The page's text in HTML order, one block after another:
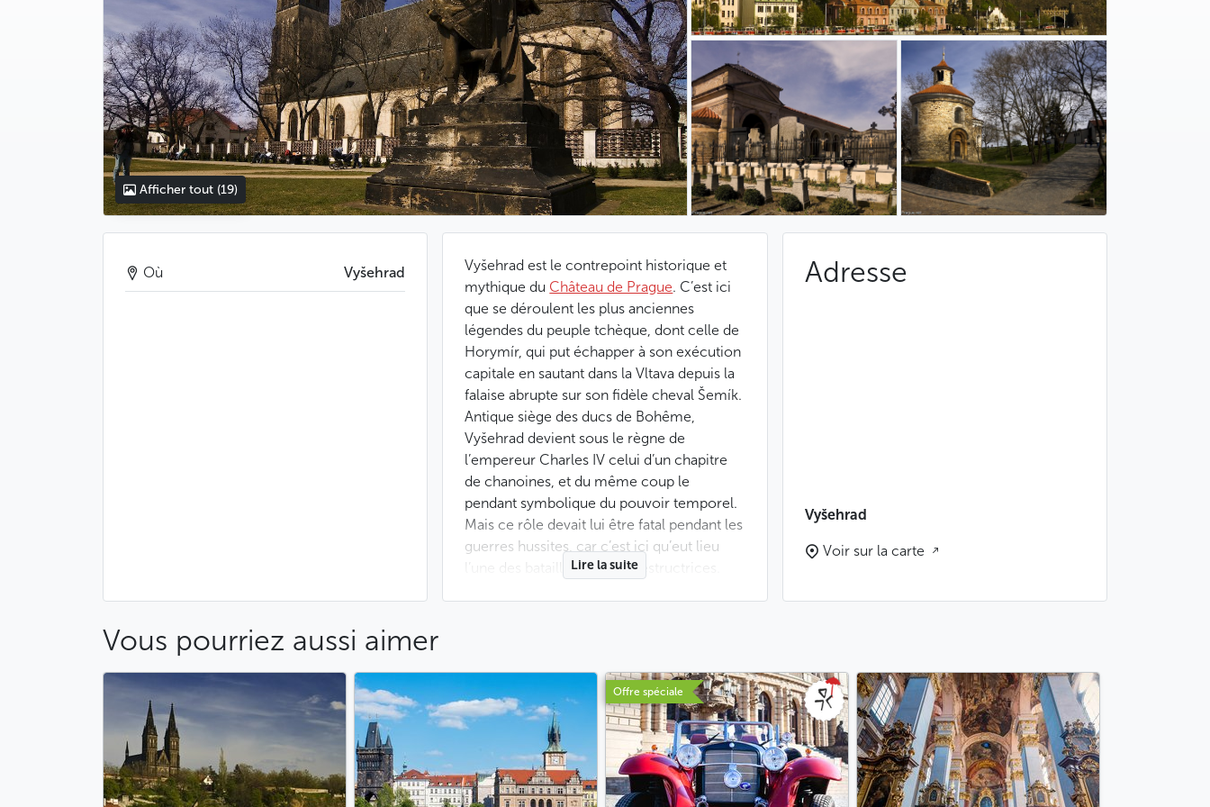
Afficher tout (19)
Vyšehrad est le contrepoint historique et
mythique du Château de Prague. C’est ici
que se déroulent les plus anciennes
légendes du peuple tchèque, dont celle de
Horymír, qui put échapper à son exécution
capitale en sautant dans la Vltava depuis la
falaise abrupte sur son fidèle cheval Šemík.
Antique siège des ducs de Bohême,
Vyšehrad devient sous le règne de
l’empereur Charles IV celui d’un chapitre
de chanoines, et du même coup le
pendant symbolique du pouvoir temporel.
Mais ce rôle devait lui être fatal pendant les
guerres hussites, car c’est ici qu’eut lieu
l’une des batailles les plus destructrices.
baroque. Ces travaux parachèvent
d’ailleurs l’œuvre de destruction menée
aux siècles précédents, de sorte qu’il ne
reste à peine, aujourd’hui, que quelques
traces de Vyšehrad originel.
Lire la suite
Où Vyšehrad Adresse
Vyšehrad
Voir sur la carte
Vous pourriez aussi aimer
Offre spéciale